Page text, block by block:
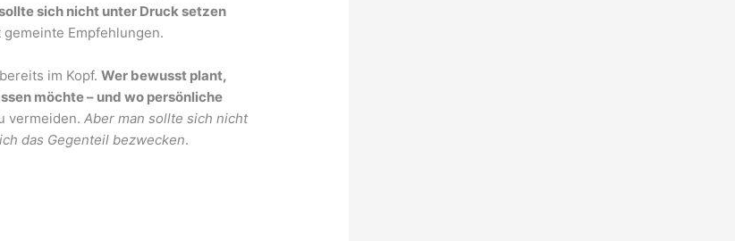
sich nicht unter Druck setzen
Empfehlungen.
im Kopf.Wer bewusst plant,
möchte – und wo persönliche
vermeiden.Aber man sollte sich nicht
das Gegenteil bezwecken.